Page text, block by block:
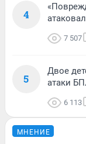
4
7 507
5
Двое
атаки
6 113
МНЕНИЕ